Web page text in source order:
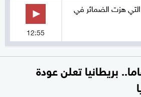
هزت الضمائر في
12:55
قطيعة الـ14 عاما.. بريطانيا تعلن عودة